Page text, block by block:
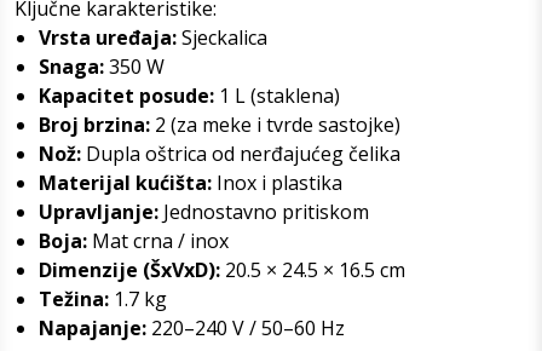
Ključne karakteristike:
Vrsta uređaja:Sjeckalica
Snaga:350 W
Kapacitet posude: 1 L (staklena)
Broj brzina: 2 (za meke i tvrde sastojke)
Nož: Dupla oštrica od nerđajućeg čelika
Materijal kućišta: Inox i plastika
Upravljanje: Jednostavno pritiskom
Boja: Mat crna / inox
Dimenzije (ŠxVxD): 20.5 × 24.5 × 16.5 cm
Težina: 1.7 kg
Napajanje: 220–240 V / 50–60 Hz